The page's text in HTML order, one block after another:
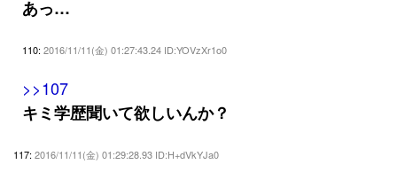
あっ…
110: 2016/11/11(金) 01:27:43.24 ID:YOVzXr1o0
>>107
キミ学歴聞いて欲しいんか？
117: 2016/11/11(金) 01:29:28.93 ID:H+dVkYJa0